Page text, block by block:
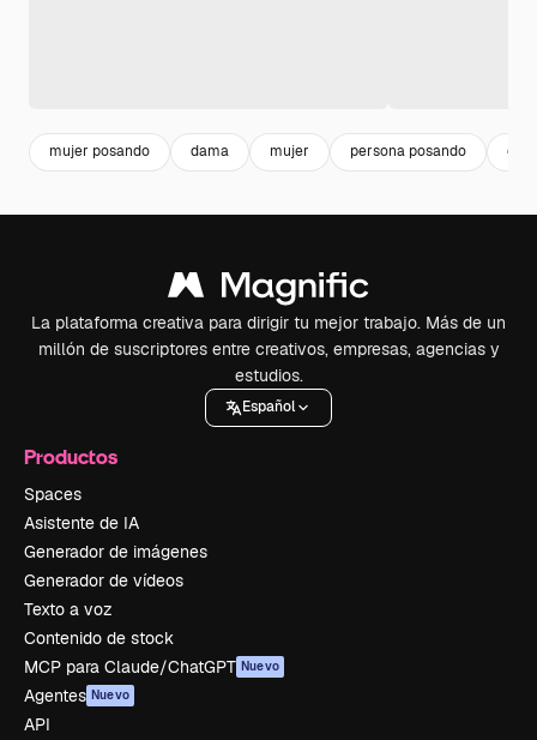
mujer posando dama mujer persona posando
La plataforma creativa para dirigir tu mejor trabajo. Más de un
millón de suscriptores entre creativos, empresas, agencias y
estudios.
Español
Productos
Spaces
Asistente de IA
Generador de imágenes
Generador de vídeos
Texto a voz
Contenido de stock
MCP para Claude/ChatGPT Nuevo
Agentes Nuevo
API